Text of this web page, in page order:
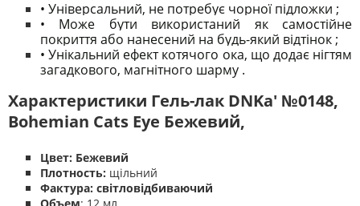
• Універсальний, не потребує чорної підложки ;
• Може бути використаний як самостійне
покриття або нанесений на будь-який відтінок ;
• Унікальний ефект котячого ока, що додає нігтям
загадкового, магнітного шарму .
Характеристики Гель-лак DNKa' №0148,
Bohemian Cats Eye Бежевий,
Цвет: Бежевий
Плотность: щільний
Фактура: світловідбиваючий